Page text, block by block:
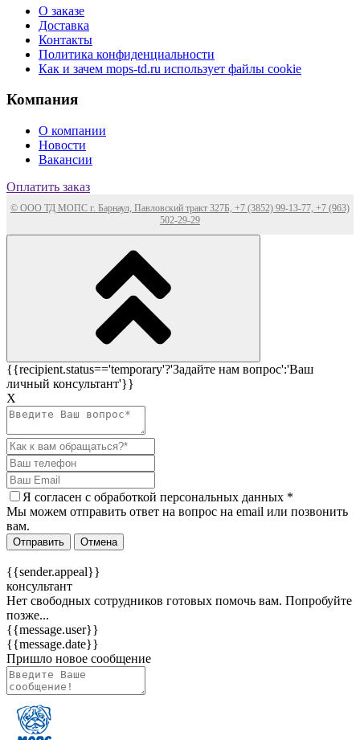
О заказе
Доставка
Контакты
Политика конфиденциальности
Как и зачем mops-td.ru использует файлы cookie
Компания
О компании
Новости
Вакансии
Оплатить заказ
© ООО ТД МОПС г. Барнаул, Павловский тракт 327Б, +7 (3852) 99-13-77, +7 (963)
502-29-29
{{recipient.status=='temporary'?'Задайте нам вопрос':'Ваш
личный консультант'}}
Х
Я согласен c обработкой персональных данных *
Мы можем отправить ответ на вопрос на email или позвонить
вам.
Отправить Отмена
{{sender.appeal}}
консультант
Нет свободных сотрудников готовых помочь вам. Попробуйте
позже...
{{message.user}}
{{message.date}}
Пришло новое сообщение